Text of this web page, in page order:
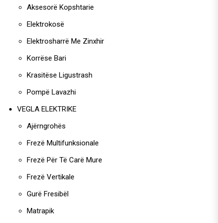
Aksesorë Kopshtarie
Elektrokosë
Elektrosharrë Me Zinxhir
Korrëse Bari
Krasitëse Ligustrash
Pompë Lavazhi
VEGLA ELEKTRIKE
Ajërngrohës
Frezë Multifunksionale
Frezë Për Të Carë Mure
Frezë Vertikale
Gurë Fresibël
Matrapik